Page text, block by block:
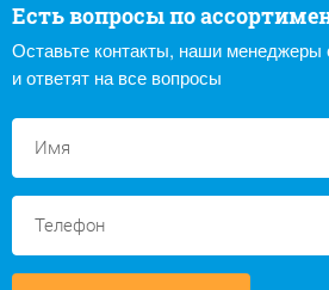
Есть вопросы по
Оставьте контакты, наши менеджеры
и ответят на все вопросы